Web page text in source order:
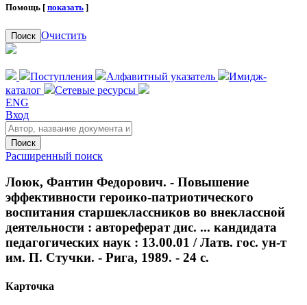
Помощь [ показать ]
Поиск Очистить
Поступления Алфавитный указатель
Имидж-
каталог
Сетевые ресурсы
ENG
Вход
Поиск
Расширенный поиск
Лоюк, Фантин Федорович. - Повышение
эффективности героико-патриотического
воспитания старшеклассников во внеклассной
деятельности : автореферат дис. ... кандидата
педагогических наук : 13.00.01 / Латв. гос. ун-т
им. П. Стучки. - Рига, 1989. - 24 с.
Карточка